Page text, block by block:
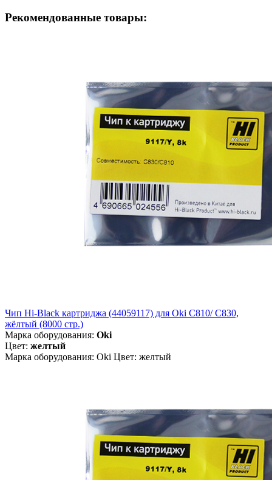
Рекомендованные товары:
Чип Hi-Black картриджа (44059117) для Oki C810/ C830,
жёлтый (8000 стр.)
Марка оборудования: Oki
Цвет: желтый
Марка оборудования: Oki Цвет: желтый